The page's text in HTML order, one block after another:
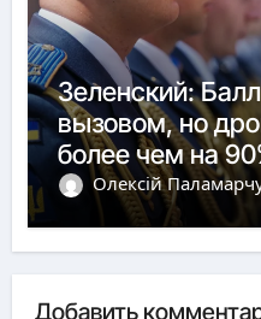
Зеленский:
вызовом, но
более чем на
Олексій
Добавить